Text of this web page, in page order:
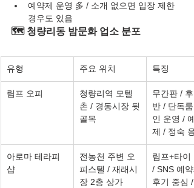
예약제 운영 多 / 소개 없으면 입장 제한
경우도 있음
🗺️ 청량리동 밤문화 업소 분포
유형 주요 위치 특징
림프 오피
청량리역 모텔
촌 / 경동시장 뒷
골목
무간판 / 후
반 / 단독룸
인 운영 / 예
제 / 정숙 응
아로마 테라피
샵
전농천 주변 오
피스텔 / 재래시
장 2층 상가
림프+타이
/ SNS 예약
후기 중심 /